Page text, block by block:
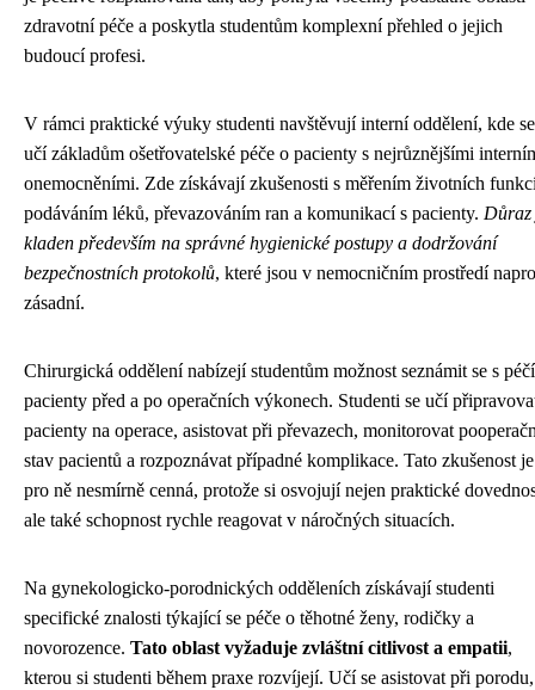
zdravotní péče a poskytla studentům komplexní přehled o jejich
budoucí profesi.
V rámci praktické výuky studenti navštěvují interní oddělení, kde se
učí základům ošetřovatelské péče o pacienty s nejrůznějšími
onemocněními. Zde získávají zkušenosti s měřením životních
podáváním léků, převazováním ran a komunikací s pacienty. Důraz
kladen především na správné hygienické postupy a dodržování
bezpečnostních protokolů, které jsou v nemocničním prostředí
zásadní.
Chirurgická oddělení nabízejí studentům možnost seznámit se s
pacienty před a po operačních výkonech. Studenti se učí
pacienty na operace, asistovat při převazech, monitorovat
stav pacientů a rozpoznávat případné komplikace. Tato zkušenost je
pro ně nesmírně cenná, protože si osvojují nejen praktické
ale také schopnost rychle reagovat v náročných situacích.
Na gynekologicko-porodnických odděleních získávají studenti
specifické znalosti týkající se péče o těhotné ženy, rodičky a
novorozence. Tato oblast vyžaduje zvláštní citlivost a empatii,
kterou si studenti během praxe rozvíjejí. Učí se asistovat při porodu,